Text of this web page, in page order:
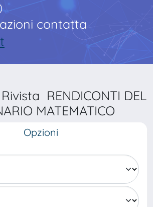
contatta
RENDICONTI DEL
MATEMATICO
Opzioni